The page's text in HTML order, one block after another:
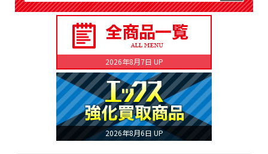
2026年8月7日 UP
2026年8月6日 UP